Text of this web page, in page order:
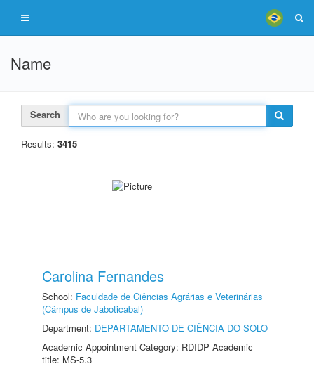
Name
Search
Results: 3415
Carolina Fernandes
School: Faculdade de Ciências Agrárias e Veterinárias
(Câmpus de Jaboticabal)
Department: DEPARTAMENTO DE CIÊNCIA DO SOLO
Academic Appointment Category: RDIDP Academic
title: MS-5.3